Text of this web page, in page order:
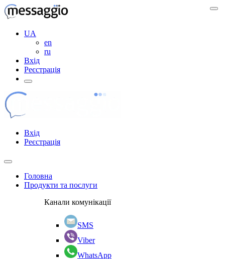
UA
en
ru
Вхід
Реєстрація
Вхід
Реєстрація
Головна
Продукти та послуги
Канали комунікації
SMS
Viber
WhatsApp